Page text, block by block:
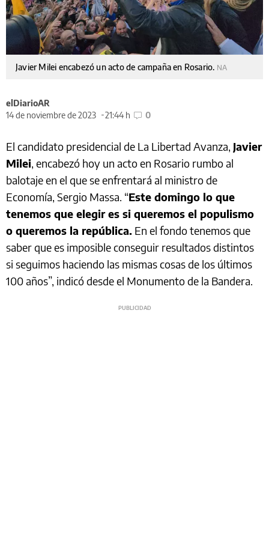
Javier Milei encabezó un acto de campaña en Rosario. NA
elDiarioAR
14 de noviembre de 2023
21:44 h 0
El candidato presidencial de La Libertad Avanza, Javier
Milei, encabezó hoy un acto en Rosario rumbo al
balotaje en el que se enfrentará al ministro de
Economía, Sergio Massa. “Este domingo lo que
tenemos que elegir es si queremos el populismo
o queremos la república. En el fondo tenemos que
saber que es imposible conseguir resultados distintos
si seguimos haciendo las mismas cosas de los últimos
100 años”, indicó desde el Monumento de la Bandera.